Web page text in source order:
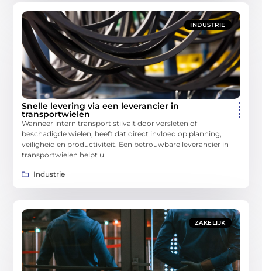
INDUSTRIE
Snelle levering via een leverancier in
transportwielen
Wanneer intern transport stilvalt door versleten of
beschadigde wielen, heeft dat direct invloed op planning,
veiligheid en productiviteit. Een betrouwbare leverancier in
transportwielen helpt u
Industrie
ZAKELIJK